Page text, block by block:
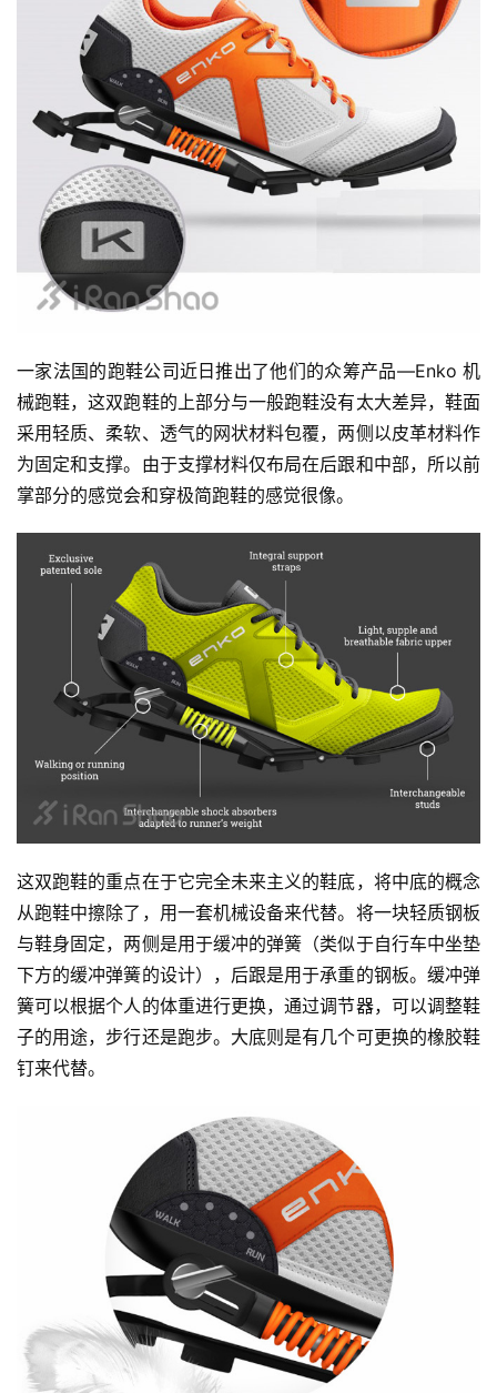
一家法国的跑鞋公司近日推出了他们的众筹产品—Enko 机
械跑鞋，这双跑鞋的上部分与一般跑鞋没有太大差异，鞋面
采用轻质、柔软、透气的网状材料包覆，两侧以皮革材料作
为固定和支撑。由于支撑材料仅布局在后跟和中部，所以前
掌部分的感觉会和穿极简跑鞋的感觉很像。
这双跑鞋的重点在于它完全未来主义的鞋底，将中底的概念
从跑鞋中擦除了，用一套机械设备来代替。将一块轻质钢板
与鞋身固定，两侧是用于缓冲的弹簧（类似于自行车中坐垫
下方的缓冲弹簧的设计），后跟是用于承重的钢板。缓冲弹
簧可以根据个人的体重进行更换，通过调节器，可以调整鞋
子的用途，步行还是跑步。大底则是有几个可更换的橡胶鞋
钉来代替。